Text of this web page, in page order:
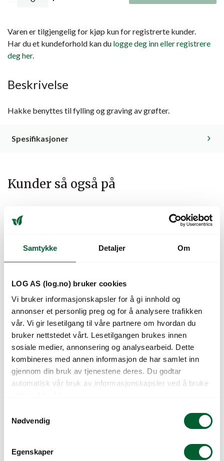
Samtykke Detaljer Om
LOG AS (log.no) bruker cookies
Vi bruker informasjonskapsler for å gi innhold og
annonser et personlig preg og for å analysere trafikken
vår. Vi gir lesetilgang til våre partnere om hvordan du
bruker nettstedet vårt. Lesetilgangen brukes innen
sosiale medier, annonsering og analysearbeid. Dette
kombineres med annen informasjon de har samlet inn
gjennom din bruk av tjenestene deres. Du godtar
automatisk vår bruk av informasjonskapsler ved å bruke
Nødvendig
Egenskaper
Varen er tilgjengelig for kjøp kun for registrerte kunder.
Har du et kundeforhold kan du logge deg inn eller registrere
deg her.
Beskrivelse
Hakke benyttes til fylling og graving av grøfter.
Spesifikasjoner
Kunder så også på
FELCO 431
PLANTEGAFFEL
FELCO 441
PLANTESPADE SMAL
GRAVEGREIP 144EY GRAVESPADE 11 AY